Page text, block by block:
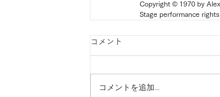
Copyright © 1970 by
Stage performance
コメント
コメントを追加…